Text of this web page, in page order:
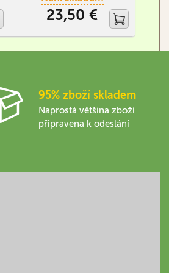
23,50 €
95% zboží skladem
Naprostá většina zboží
připravena k odeslání